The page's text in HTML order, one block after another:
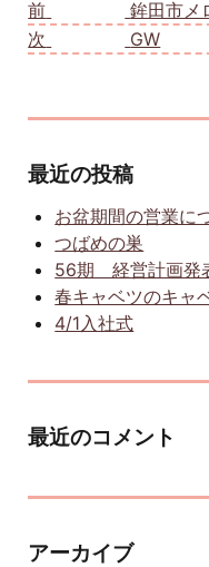
前
鉾田市メ
次
GW
最近の投稿
お盆期間の営業に
つばめの巣
56期 経営計画発
春キャベツのキャ
4/1入社式
最近のコメント
アーカイブ